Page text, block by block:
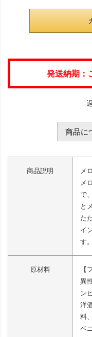
発送納期：
商品に
商品説明
メ
メ
で
と
た
イ
す。
原材料
【
異
ン
洋
料
ベ